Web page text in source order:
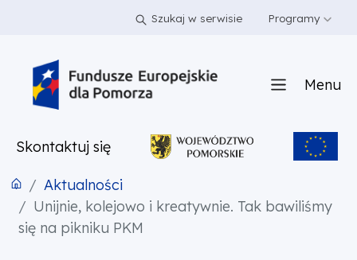
PRZEJDŹ DO TREŚCI Szukaj w serwisie Programy
Menu
Skontaktuj się
Aktualności
Unijnie, kolejowo i kreatywnie. Tak bawiliśmy
się na pikniku PKM